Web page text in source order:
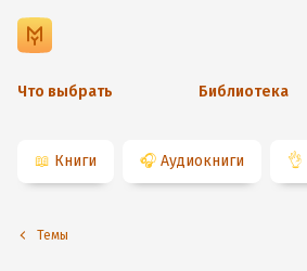
Что выбрать Библиотека
📖 Книги 🎧 Аудиокниги 👌
Темы